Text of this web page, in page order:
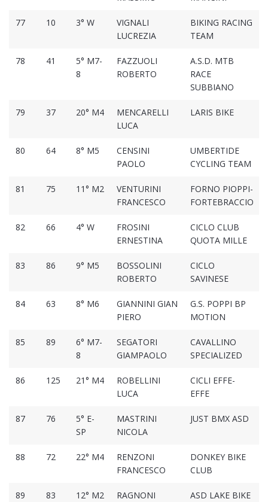
77 10 3° W
VIGNALI
LUCREZIA
BIKING RACING
TEAM
78 41
5° M7-
8
FAZZUOLI
ROBERTO
A.S.D. MTB
RACE
SUBBIANO
79 37 20° M4
MENCARELLI
LUCA
LARIS BIKE
80 64 8° M5
CENSINI
PAOLO
UMBERTIDE
CYCLING TEAM
81 75 11° M2
VENTURINI
FRANCESCO
FORNO PIOPPI-
FORTEBRACCIO
82 66 4° W
FROSINI
ERNESTINA
CICLO CLUB
QUOTA MILLE
83 86 9° M5
BOSSOLINI
ROBERTO
CICLO
SAVINESE
84 63 8° M6
GIANNINI GIAN
PIERO
G.S. POPPI BP
MOTION
85 89
6° M7-
8
SEGATORI
GIAMPAOLO
CAVALLINO
SPECIALIZED
86 125 21° M4
ROBELLINI
LUCA
CICLI EFFE-
EFFE
87 76
5° E-
SP
MASTRINI
NICOLA
JUST BMX ASD
88 72 22° M4
RENZONI
FRANCESCO
DONKEY BIKE
CLUB
89 83 12° M2
RAGNONI
ASD LAKE BIKE